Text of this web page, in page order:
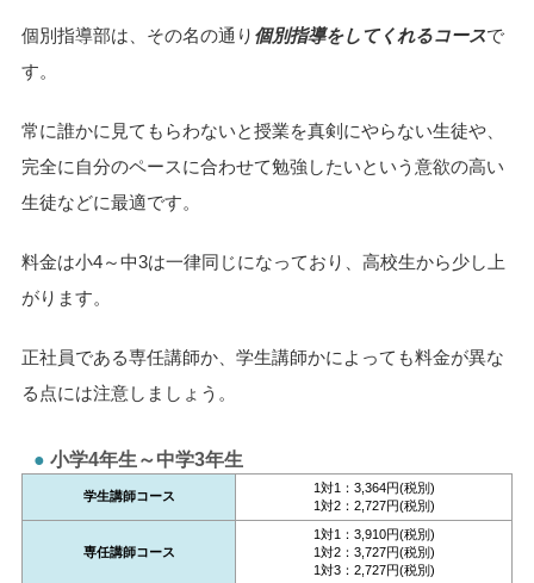
個別指導部は、その名の通り 個別指導をしてくれるコースで
す。
常に誰かに見てもらわないと授業を真剣にやらない生徒や、
完全に自分のペースに合わせて勉強したいという意欲の高い
生徒などに最適です。
料金は小4～中3は一律同じになっており、高校生から少し上
がります。
正社員である専任講師か、学生講師かによっても料金が異な
る点には注意しましょう。
小学4年生～中学3年生
学生講師コース
1対1：3,364円(税別)
1対2：2,727円(税別)
専任講師コース
1対1：3,910円(税別)
1対2：3,727円(税別)
1対3：2,727円(税別)